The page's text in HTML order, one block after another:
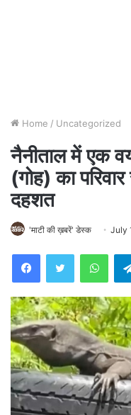
Home / Uncategorized
नैनीताल में एक
(गोह) का
दहशत
'माटी की ख़बरें' डेस्क July